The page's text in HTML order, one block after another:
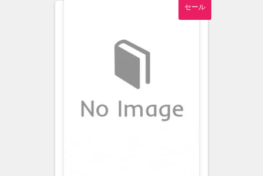
セール